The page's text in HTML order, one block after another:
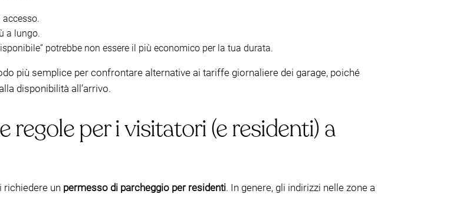
a lungo.
potrebbe non essere il più economico per la tua durata.
più semplice per confrontare alternative ai tariffe giornaliere dei garage, poiché
disponibilità all’arrivo.
regole per i visitatori (e residenti) a
richiedere un permesso di parcheggio per residenti. In genere, gli indirizzi nelle zone a